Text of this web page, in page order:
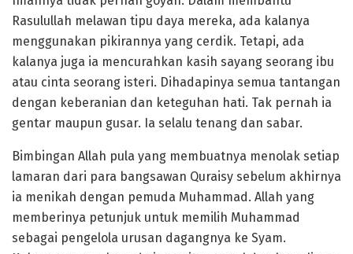
Rasulullah melawan tipu daya mereka, ada kalanya
menggunakan pikirannya yang cerdik. Tetapi, ada
kalanya juga ia mencurahkan kasih sayang seorang ibu
atau cinta seorang isteri. Dihadapinya semua tantangan
dengan keberanian dan keteguhan hati. Tak pernah ia
gentar maupun gusar. Ia selalu tenang dan sabar.
Bimbingan Allah pula yang membuatnya menolak setiap
lamaran dari para bangsawan Quraisy sebelum akhirnya
ia menikah dengan pemuda Muhammad. Allah yang
memberinya petunjuk untuk memilih Muhammad
sebagai pengelola urusan dagangnya ke Syam.